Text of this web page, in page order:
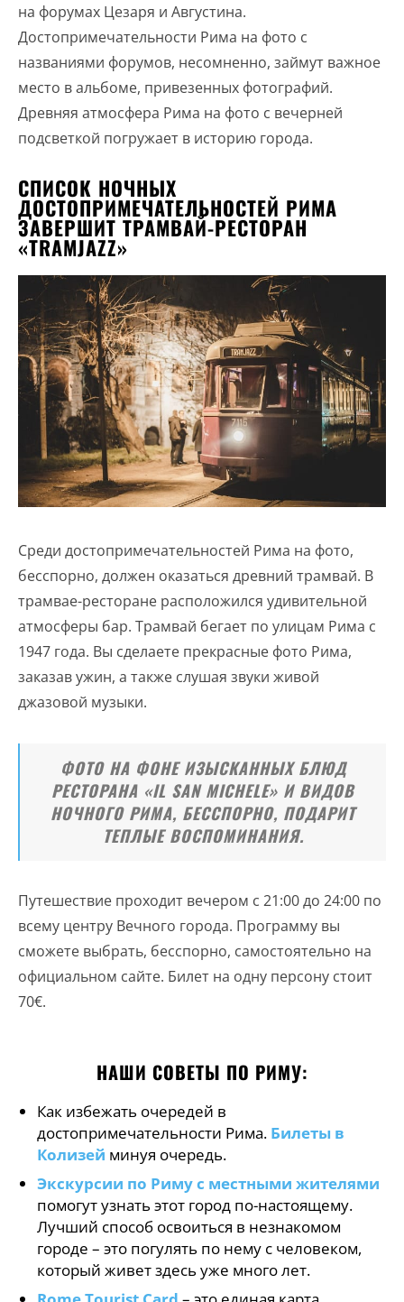
на форумах Цезаря и Августина.
Достопримечательности Рима на фото с
названиями форумов, несомненно, займут важное
место в альбоме, привезенных фотографий.
Древняя атмосфера Рима на фото с вечерней
подсветкой погружает в историю города.
СПИСОК НОЧНЫХ
ДОСТОПРИМЕЧАТЕЛЬНОСТЕЙ РИМА
ЗАВЕРШИТ ТРАМВАЙ-РЕСТОРАН
«TRAMJAZZ»
Среди достопримечательностей Рима на фото,
бесспорно, должен оказаться древний трамвай. В
трамвае-ресторане расположился удивительной
атмосферы бар. Трамвай бегает по улицам Рима с
1947 года. Вы сделаете прекрасные фото Рима,
заказав ужин, а также слушая звуки живой
джазовой музыки.
ФОТО НА ФОНЕ ИЗЫСКАННЫХ БЛЮД
РЕСТОРАНА «IL SAN MICHELE» И ВИДОВ
НОЧНОГО РИМА, БЕССПОРНО, ПОДАРИТ
ТЕПЛЫЕ ВОСПОМИНАНИЯ.
Путешествие проходит вечером с 21:00 до 24:00 по
всему центру Вечного города. Программу вы
сможете выбрать, бесспорно, самостоятельно на
официальном сайте. Билет на одну персону стоит
70€.
НАШИ СОВЕТЫ ПО РИМУ:
Как избежать очередей в
достопримечательности Рима. Билеты в
Колизей минуя очередь.
Экскурсии по Риму с местными жителями
помогут узнать этот город по-настоящему.
Лучший способ освоиться в незнакомом
городе – это погулять по нему с человеком,
который живет здесь уже много лет.